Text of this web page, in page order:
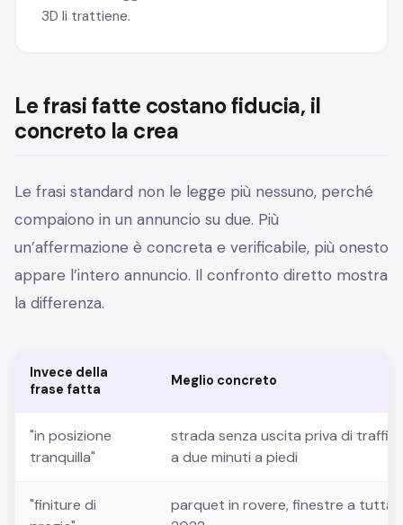
3D li trattiene.
Le frasi fatte costano fiducia, il
concreto la crea
Le frasi standard non le legge più nessuno, perché
compaiono in un annuncio su due. Più
un’affermazione è concreta e verificabile, più onesto
appare l’intero annuncio. Il confronto diretto mostra
la differenza.
Invece della
frase fatta
Meglio concreto
"in posizione
tranquilla"
strada senza uscita priva di
a due minuti a piedi
"finiture di
parquet in rovere, finestre a tutta